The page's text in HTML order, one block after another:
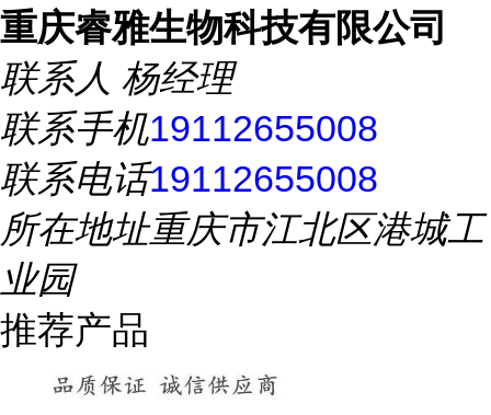
重庆睿雅生物科技有限公司
联系人 杨经理
联系手机19112655008
联系电话19112655008
所在地址重庆市江北区港城工
业园
推荐产品